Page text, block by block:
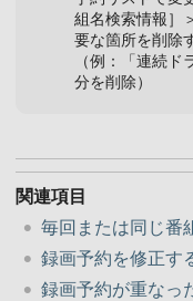
組名検索情報］
要な箇所を削除
（例：「連続
分を削除）
関連項目
毎回または同じ番
録画予約を修正す
録画予約が重なっ